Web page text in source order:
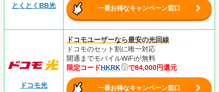
とくとくBB光 一番お得なキャンペーン窓口
ドコモ光
ドコモユーザーなら最安の光回線
ドコモのセット割に唯一対応
開通までモバイルWiFiが無料
限定コードHKRK で84,000円還元
一番お得なキャンペーン窓口